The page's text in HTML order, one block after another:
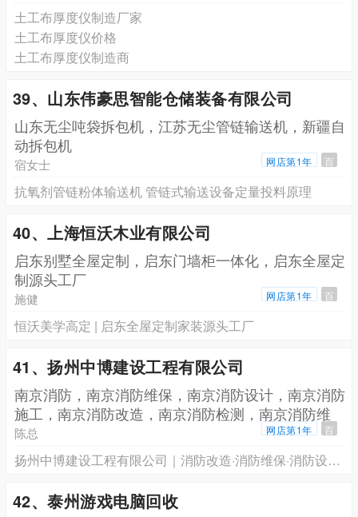
土工布厚度仪制造厂家
土工布厚度仪价格
土工布厚度仪制造商
39、山东伟豪思智能仓储装备有限公司
山东无尘吨袋拆包机，江苏无尘管链输送机，新疆自
动拆包机
宿女士 网店第1年 百
抗氧剂管链粉体输送机 管链式输送设备定量投料原理
40、上海恒沃木业有限公司
启东别墅全屋定制，启东门墙柜一体化，启东全屋定
制源头工厂
施健 网店第1年 百
恒沃美学高定 | 启东全屋定制家装源头工厂
41、扬州中博建设工程有限公司
南京消防，南京消防维保，南京消防设计，南京消防
施工，南京消防改造，南京消防检测，南京消防维
修，南京消
陈总 网店第1年 百
扬州中博建设工程有限公司｜消防改造·消防维保·消防设计·消防施工·消防检测·消防工程全案服务
42、泰州游戏电脑回收